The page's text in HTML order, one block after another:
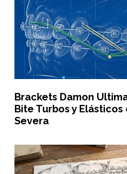
Brackets Damon
Bite Turbos y Elásticos
Severa